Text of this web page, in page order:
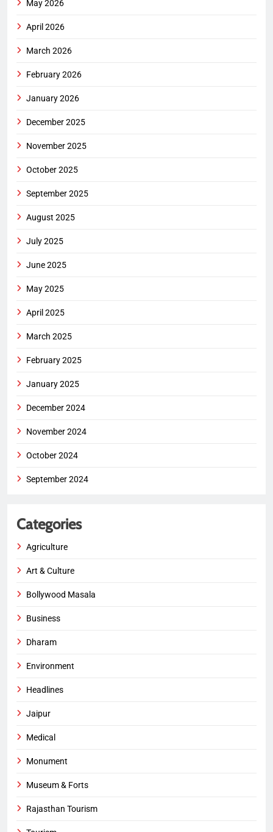
May 2026
April 2026
March 2026
February 2026
January 2026
December 2025
November 2025
October 2025
September 2025
August 2025
July 2025
June 2025
May 2025
April 2025
March 2025
February 2025
January 2025
December 2024
November 2024
October 2024
September 2024
Categories
Agriculture
Art & Culture
Bollywood Masala
Business
Dharam
Environment
Headlines
Jaipur
Medical
Monument
Museum & Forts
Rajasthan Tourism